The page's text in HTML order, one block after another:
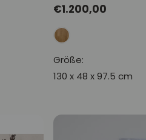
Normaler
Preis
€1.200,00
Größe:
130 x 48 x 97.5 cm